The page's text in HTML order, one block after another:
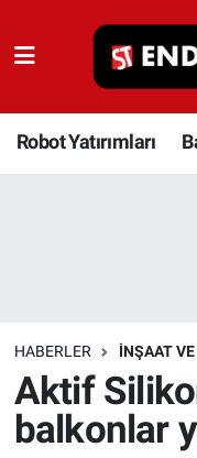
Robot Yatırımları
HABERLER İNŞAAT
Aktif
balkonlar
Robot
Bakım 4.0
Depolama
İnşaat ve